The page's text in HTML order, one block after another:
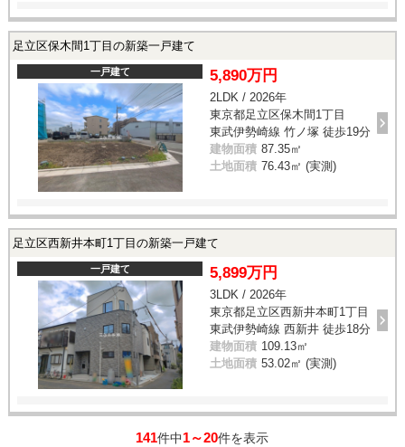
足立区保木間1丁目の新築一戸建て
一戸建て 5,890万円
2LDK / 2026年
東京都足立区保木間1丁目
東武伊勢崎線 竹ノ塚 徒歩19分
建物面積 87.35㎡
土地面積 76.43㎡ (実測)
足立区西新井本町1丁目の新築一戸建て
一戸建て 5,899万円
3LDK / 2026年
東京都足立区西新井本町1丁目
東武伊勢崎線 西新井 徒歩18分
建物面積 109.13㎡
土地面積 53.02㎡ (実測)
141件中1～20件を表示